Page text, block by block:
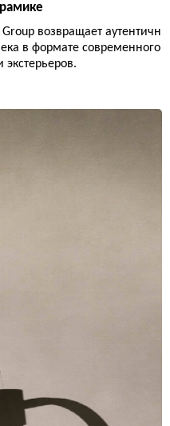
возвращает аутентичн
в формате современного